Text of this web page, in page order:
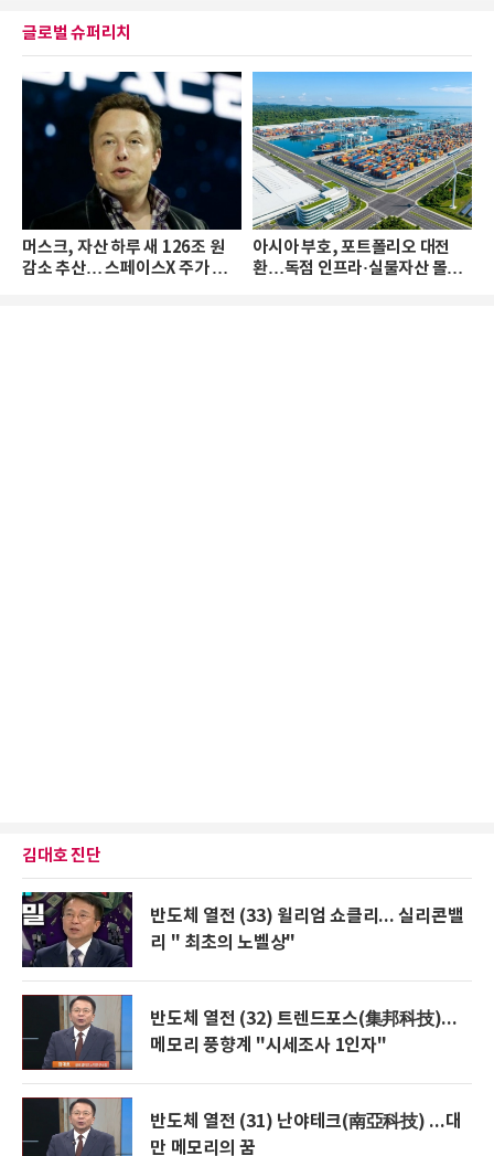
글로벌 슈퍼리치
머스크, 자산 하루 새 126조 원
감소 추산… 스페이스X 주가 하
아시아 부호, 포트폴리오 대전
환…독점 인프라·실물자산 몰린
김대호 진단
반도체 열전 (33) 윌리엄 쇼클리... 실리콘밸
리 " 최초의 노벨상"
반도체 열전 (32) 트렌드포스(集邦科技)...
메모리 풍향계 "시세조사 1인자"
반도체 열전 (31) 난야테크(南亞科技) ...대
만 메모리의 꿈